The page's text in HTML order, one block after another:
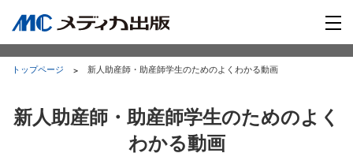
トップページ 新人助産師・助産師学生のためのよくわかる動画
新人助産師・助産師学生のためのよく
わかる動画